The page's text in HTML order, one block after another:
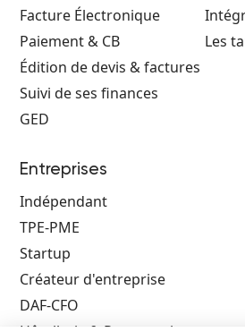
Facture Électronique
Paiement & CB
Édition de devis & factures
Suivi de ses finances
GED
Les
Entreprises
Indépendant
TPE-PME
Startup
Créateur d'entreprise
DAF-CFO